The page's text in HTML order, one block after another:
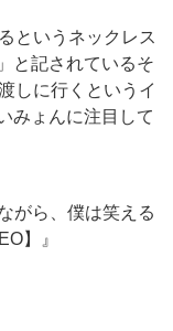
というネックレス
と記されているそ
しに行くというイ
みょんに注目して
がら、僕は笑える
】』